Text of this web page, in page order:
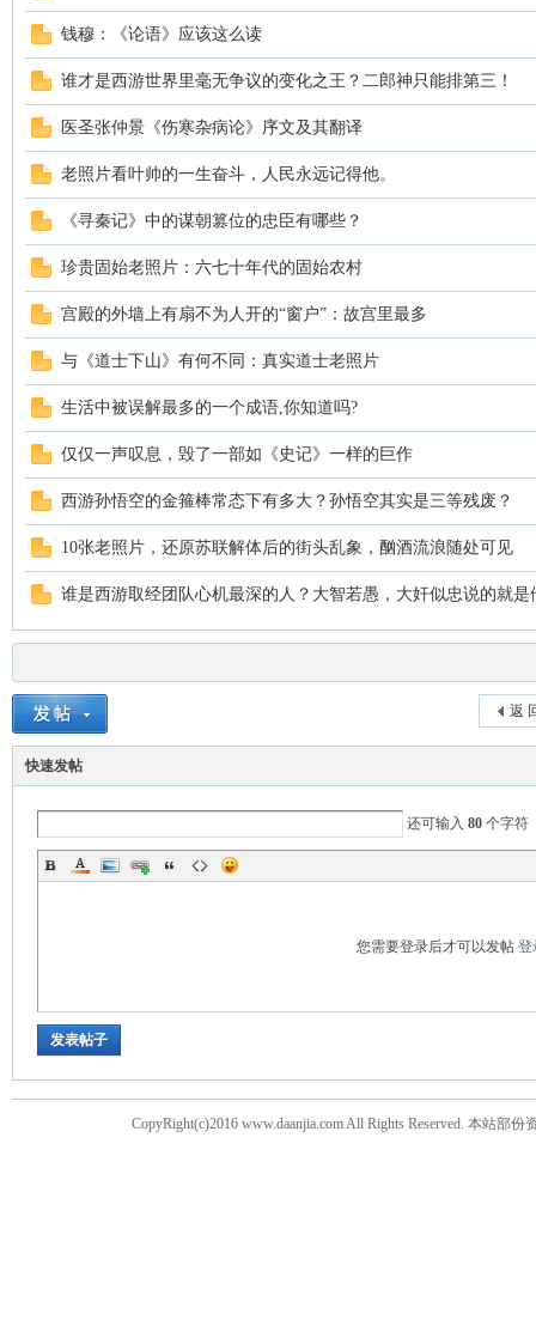
家
钱穆：《论语》应该这么读
谁才是西游世界里毫无争议的变化之王？二郎神只能排第三！
医圣张仲景《伤寒杂病论》序文及其翻译
老照片看叶帅的一生奋斗，人民永远记得他。
《寻秦记》中的谋朝篡位的忠臣有哪些？
珍贵固始老照片：六七十年代的固始农村
宫殿的外墙上有扇不为人开的“窗户”：故宫里最多
与《道士下山》有何不同：真实道士老照片
生活中被误解最多的一个成语,你知道吗?
仅仅一声叹息，毁了一部如《史记》一样的巨作
西游孙悟空的金箍棒常态下有多大？孙悟空其实是三等残废？
10张老照片，还原苏联解体后的街头乱象，酗酒流浪随处可见
谁是西游取经团队心机最深的人？大智若愚，大奸似忠说的就是
返
快速发帖
还可输入 80 个字符
您需要登录后才可以发帖 登
发表帖子
CopyRight(c)2016 www.daanjia.com All Rights Reserved. 本站